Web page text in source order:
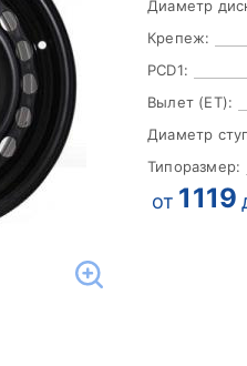
Диаметр
Крепеж:
PCD1:
Вылет (ET):
Диаметр
Типоразмер:
от 1119